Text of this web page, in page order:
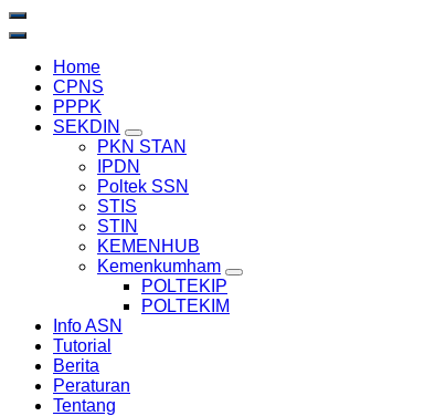
Home
CPNS
PPPK
SEKDIN
PKN STAN
IPDN
Poltek SSN
STIS
STIN
KEMENHUB
Kemenkumham
POLTEKIP
POLTEKIM
Info ASN
Tutorial
Berita
Peraturan
Tentang